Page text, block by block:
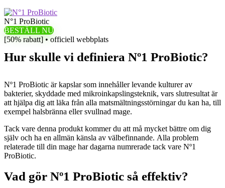
N°1 ProBiotic
BESTÄLL NU
[50% rabatt] • officiell webbplats
Hur skulle vi definiera Nº1 ProBiotic?
Nº1 ProBiotic är kapslar som innehåller levande kulturer av
bakterier, skyddade med mikroinkapslingsteknik, vars slutresultat är
att hjälpa dig att läka från alla matsmältningsstörningar du kan ha, till
exempel halsbränna eller svullnad mage.
Tack vare denna produkt kommer du att må mycket bättre om dig
själv och ha en allmän känsla av välbefinnande. Alla problem
relaterade till din mage har dagarna numrerade tack vare Nº1
ProBiotic.
Vad gör Nº1 ProBiotic så effektiv?